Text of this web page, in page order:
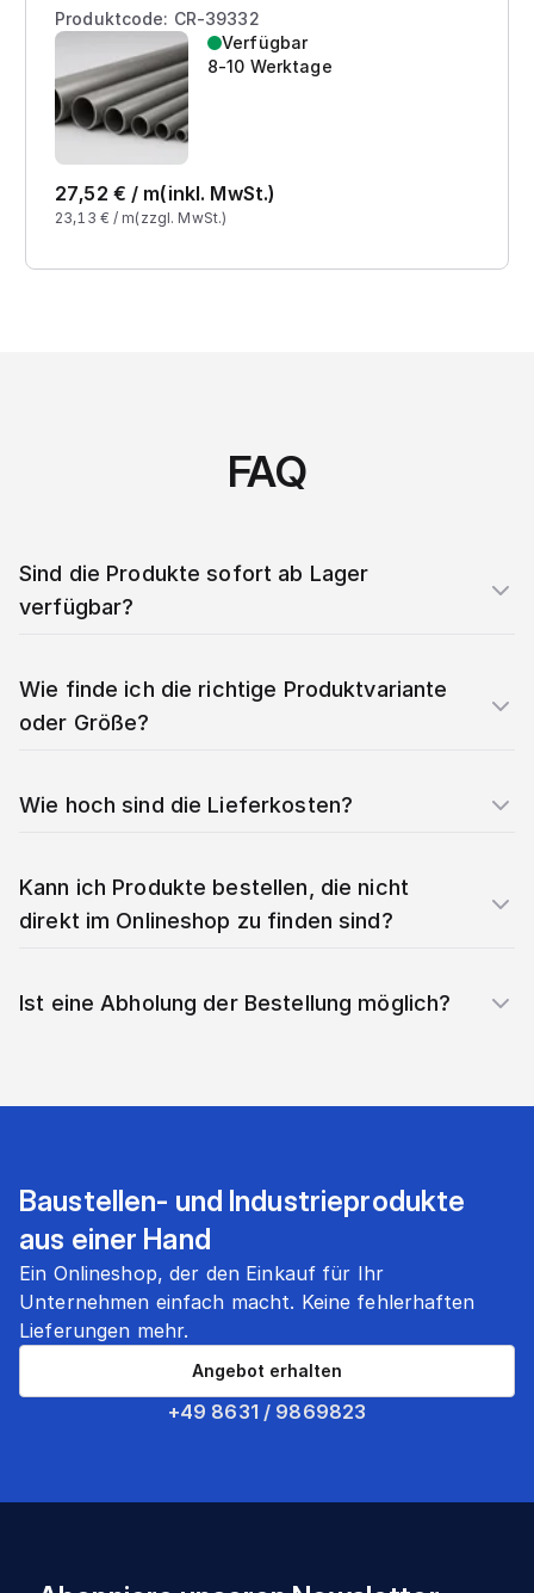
Produktcode: CR-39332
Verfügbar
8-10 Werktage
27,52 € / m(inkl. MwSt.)
23,13 € / m(zzgl. MwSt.)
FAQ
Sind die Produkte sofort ab Lager
verfügbar?
Wie finde ich die richtige Produktvariante
oder Größe?
Wie hoch sind die Lieferkosten?
Kann ich Produkte bestellen, die nicht
direkt im Onlineshop zu finden sind?
Ist eine Abholung der Bestellung möglich?
Baustellen- und Industrieprodukte
aus einer Hand
Ein Onlineshop, der den Einkauf für Ihr
Unternehmen einfach macht. Keine fehlerhaften
Lieferungen mehr.
+49 8631 / 9869823
Angebot erhalten